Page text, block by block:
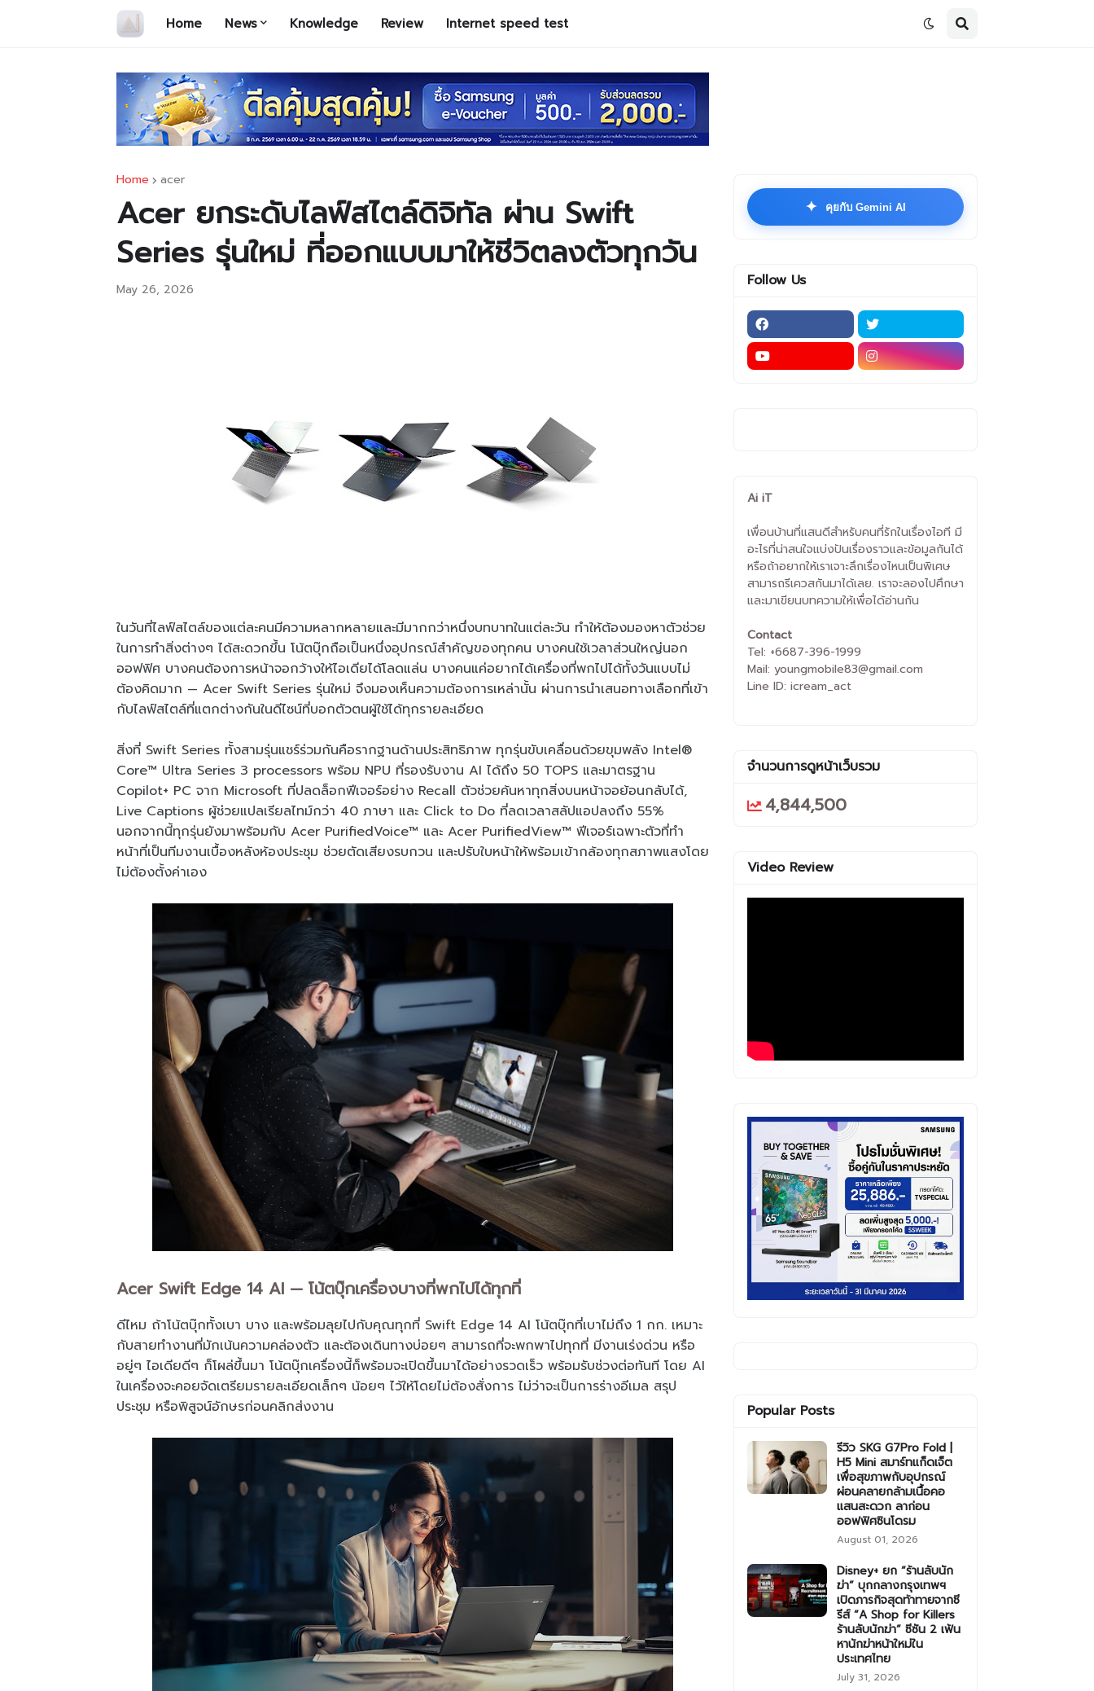
Home News Knowledge Review Internet speed test
Home acer
Acer ยกระดับไลฟ์สไตล์ดิจิทัล ผ่าน Swift
Series รุ่นใหม่ ที่ออกแบบมาให้ชีวิตลงตัวทุกวัน
May 26, 2026
ในวันที่ไลฟ์สไตล์ของแต่ละคนมีความหลากหลายและมีมากกว่าหนึ่งบทบาทในแต่ละวัน ทำให้ต้องมองหาตัวช่วย
ในการทำสิ่งต่างๆ ได้สะดวกขึ้น โน้ตบุ๊กถือเป็นหนึ่งอุปกรณ์สำคัญของทุกคน บางคนใช้เวลาส่วนใหญ่นอก
ออฟฟิศ บางคนต้องการหน้าจอกว้างให้ไอเดียได้โลดแล่น บางคนแค่อยากได้เครื่องที่พกไปได้ทั้งวันแบบไม่
ต้องคิดมาก — Acer Swift Series รุ่นใหม่ จึงมองเห็นความต้องการเหล่านั้น ผ่านการนำเสนอทางเลือกที่เข้า
กับไลฟ์สไตล์ที่แตกต่างกันในดีไซน์ที่บอกตัวตนผู้ใช้ได้ทุกรายละเอียด
สิ่งที่ Swift Series ทั้งสามรุ่นแชร์ร่วมกันคือรากฐานด้านประสิทธิภาพ ทุกรุ่นขับเคลื่อนด้วยขุมพลัง Intel®
Core™ Ultra Series 3 processors พร้อม NPU ที่รองรับงาน AI ได้ถึง 50 TOPS และมาตรฐาน
Copilot+ PC จาก Microsoft ที่ปลดล็อกฟีเจอร์อย่าง Recall ตัวช่วยค้นหาทุกสิ่งบนหน้าจอย้อนกลับได้,
Live Captions ผู้ช่วยแปลเรียลไทม์กว่า 40 ภาษา และ Click to Do ที่ลดเวลาสลัปแอปลงถึง 55%
นอกจากนี้ทุกรุ่นยังมาพร้อมกับ Acer PurifiedVoice™ และ Acer PurifiedView™ ฟีเจอร์เฉพาะตัวที่ทำ
หน้าที่เป็นทีมงานเบื้องหลังห้องประชุม ช่วยตัดเสียงรบกวน และปรับใบหน้าให้พร้อมเข้ากล้องทุกสภาพแสงโดย
ไม่ต้องตั้งค่าเอง
Acer Swift Edge 14 AI — โน้ตบุ๊กเครื่องบางที่พกไปได้ทุกที่
ดีไหม ถ้าโน้ตบุ๊กทั้งเบา บาง และพร้อมลุยไปกับคุณทุกที่ Swift Edge 14 AI โน้ตบุ๊กที่เบาไม่ถึง 1 กก. เหมาะ
กับสายทำงานที่มักเน้นความคล่องตัว และต้องเดินทางบ่อยๆ สามารถที่จะพกพาไปทุกที่ มีงานเร่งด่วน หรือ
อยู่ๆ ไอเดียดีๆ ก็โผล่ขึ้นมา โน้ตบุ๊กเครื่องนี้ก็พร้อมจะเปิดขึ้นมาได้อย่างรวดเร็ว พร้อมรับช่วงต่อทันที โดย AI
ในเครื่องจะคอยจัดเตรียมรายละเอียดเล็กๆ น้อยๆ ไว้ให้โดยไม่ต้องสั่งการ ไม่ว่าจะเป็นการร่างอีเมล สรุป
ประชุม หรือพิสูจน์อักษรก่อนคลิกส่งงาน
✦ คุยกับ Gemini AI
Follow Us
Ai iT
เพื่อนบ้านที่แสนดีสำหรับคนที่รักในเรื่องไอที มี
อะไรที่น่าสนใจแบ่งปันเรื่องราวและข้อมูลกันได้
หรือถ้าอยากให้เราเจาะลึกเรื่องไหนเป็นพิเศษ
สามารถรีเควสกันมาได้เลย. เราจะลองไปศึกษา
และมาเขียนบทความให้เพื่อได้อ่านกัน
Contact
Tel: +6687-396-1999
Mail: youngmobile83@gmail.com
Line ID: icream_act
จำนวนการดูหน้าเว็บรวม
4,844,500
Video Review
Popular Posts
รีวิว SKG G7Pro Fold |
H5 Mini สมาร์ทแก็ดเจ็ต
เพื่อสุขภาพกับอุปกรณ์
ผ่อนคลายกล้ามเนื้อคอ
แสนสะดวก ลาก่อน
ออฟฟิศซินโดรม
August 01, 2026
Disney+ ยก “ร้านลับนัก
ฆ่า” บุกกลางกรุงเทพฯ
เปิดภารกิจสุดท้าทายจากซี
รีส์ “A Shop for Killers
ร้านลับนักฆ่า” ซีซัน 2 เฟ้น
หานักฆ่าหน้าใหม่ใน
ประเทศไทย
July 31, 2026